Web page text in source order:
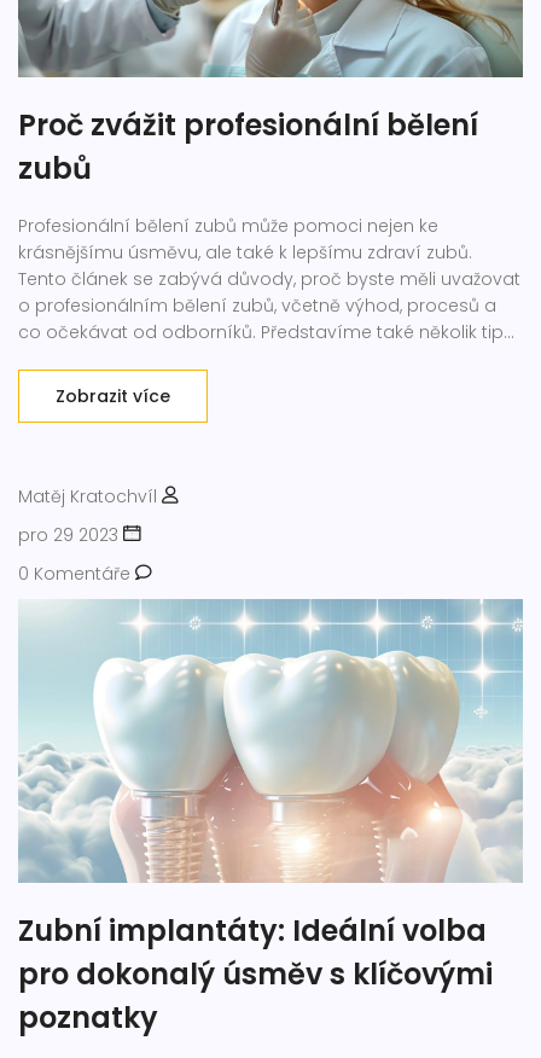
Proč zvážit profesionální bělení
zubů
Profesionální bělení zubů může pomoci nejen ke
krásnějšímu úsměvu, ale také k lepšímu zdraví zubů.
Tento článek se zabývá důvody, proč byste měli uvažovat
o profesionálním bělení zubů, včetně výhod, procesů a
co očekávat od odborníků. Představíme také několik tipů,
nejdéle.Zobrazit více
Matěj Kratochvíl
pro 29 2023
0 Komentáře
Zubní implantáty: Ideální volba
pro dokonalý úsměv s klíčovými
poznatky